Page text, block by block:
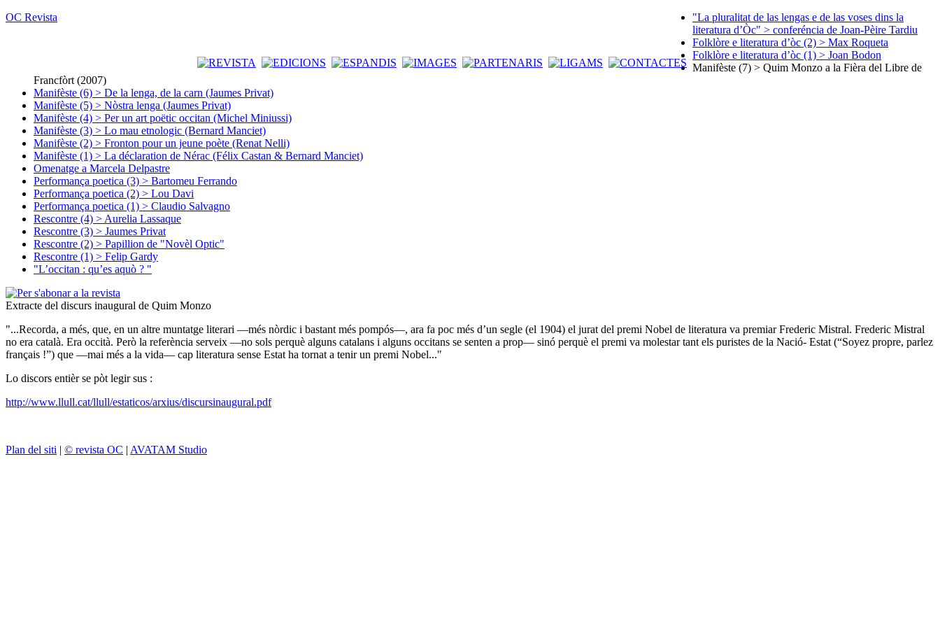
OC Revista
"La pluralitat de las lengas e de las voses dins la
literatura d’Òc" > conferéncia de Joan-Pèire Tardiu
Folklòre e literatura d’òc (2) > Max Roqueta
Folklòre e literatura d’òc (1) > Joan Bodon
Manifèste (7) > Quim Monzo a la Fièra del Libre de
Francfòrt (2007)
Manifèste (6) > De la lenga, de la carn (Jaumes Privat)
Manifèste (5) > Nòstra lenga (Jaumes Privat)
Manifèste (4) > Per un art poëtic occitan (Michel Miniussi)
Manifèste (3) > Lo mau etnologic (Bernard Manciet)
Manifèste (2) > Fronton pour un jeune poète (Renat Nelli)
Manifèste (1) > La déclaration de Nérac (Félix Castan & Bernard Manciet)
Omenatge a Marcela Delpastre
Performança poetica (3) > Bartomeu Ferrando
Performança poetica (2) > Lou Davi
Performança poetica (1) > Claudio Salvagno
Rescontre (4) > Aurelia Lassaque
Rescontre (3) > Jaumes Privat
Rescontre (2) > Papillion de "Novèl Optic"
Rescontre (1) > Felip Gardy
"L’occitan : qu’es aquò ? "
Extracte del discurs inaugural de Quim Monzo
"...Recorda, a més, que, en un altre muntatge literari —més nòrdic i bastant més pompós—, ara fa poc més d’un segle (el 1904) el jurat del premi Nobel de literatura va premiar Frederic Mistral. Frederic Mistral
no era català. Era occità. Però la referència serveix —no sols perquè alguns catalans i alguns occitans se senten a prop— sinó perquè el premi va molestar tant els puristes de la Nació- Estat (“Soyez propre, parlez
français !”) que —mai més a la vida— cap literatura sense Estat ha tornat a tenir un premi Nobel..."
Lo discors entièr se pòt legir sus :
http://www.llull.cat/llull/estaticos/arxius/discursinaugural.pdf
Plan del siti | © revista OC | AVATAM Studio